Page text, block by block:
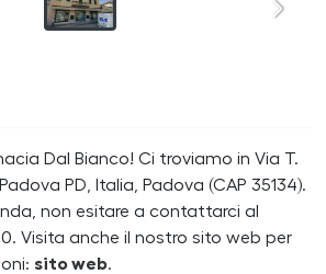
Dal Bianco! Ci troviamo in Via T.
PD, Italia, Padova (CAP 35134).
non esitare a contattarci al
Visita anche il nostro sito web per
sito web.